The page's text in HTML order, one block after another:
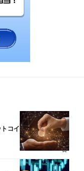
コイン取得交渉を開